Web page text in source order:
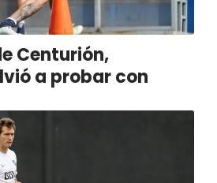
Centurión,
a probar con